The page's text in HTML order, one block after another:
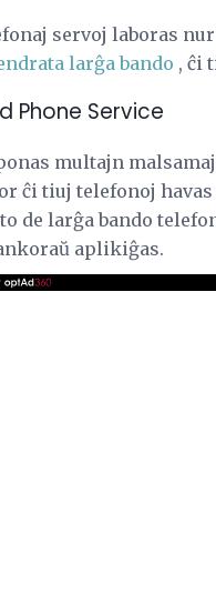
servoj laboras
larĝa bando , ĉi
Phone Service
multajn
ĉi tiuj telefonoj
de larĝa bando
aplikiĝas.